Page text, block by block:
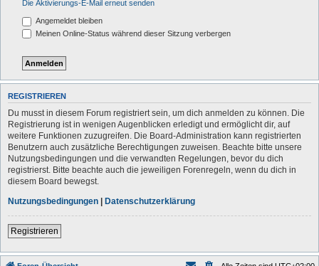
Die Aktivierungs-E-Mail erneut senden
Angemeldet bleiben
Meinen Online-Status während dieser Sitzung verbergen
REGISTRIEREN
Du musst in diesem Forum registriert sein, um dich anmelden zu können. Die
Registrierung ist in wenigen Augenblicken erledigt und ermöglicht dir, auf
weitere Funktionen zuzugreifen. Die Board-Administration kann registrierten
Benutzern auch zusätzliche Berechtigungen zuweisen. Beachte bitte unsere
Nutzungsbedingungen und die verwandten Regelungen, bevor du dich
registrierst. Bitte beachte auch die jeweiligen Forenregeln, wenn du dich in
diesem Board bewegst.
Nutzungsbedingungen | Datenschutzerklärung
Registrieren